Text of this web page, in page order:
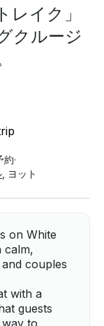
イク」
クルージ
約·
ヨット
on White
calm,
couples
with a
guests